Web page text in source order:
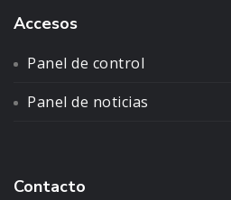
Accesos
Panel de control
Panel de noticias
Contacto